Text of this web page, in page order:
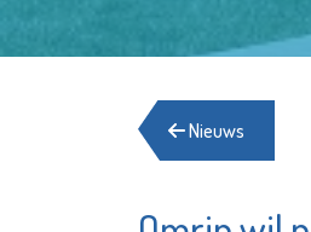
Nieuws
Schuldhulpmaatje